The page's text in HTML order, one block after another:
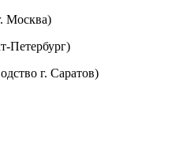
Москва)
Петербург)
г. Саратов)